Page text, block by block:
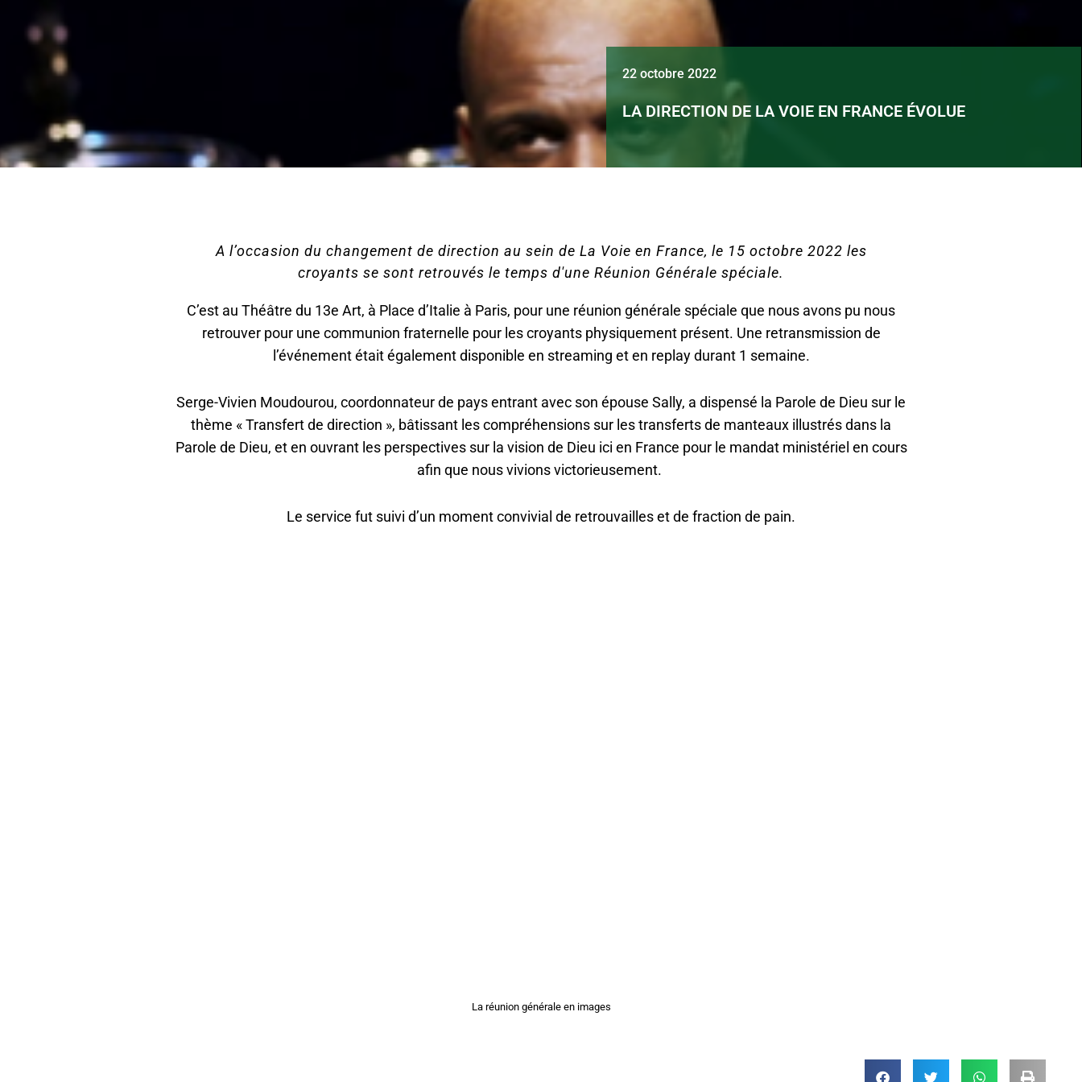
22 octobre 2022
LA DIRECTION DE LA VOIE EN FRANCE ÉVOLUE
A l’occasion du changement de direction au sein de La Voie en France, le 15 octobre 2022 les
croyants se sont retrouvés le temps d'une Réunion Générale spéciale.
C’est au Théâtre du 13e Art, à Place d’Italie à Paris, pour une réunion générale spéciale que nous avons pu nous
retrouver pour une communion fraternelle pour les croyants physiquement présent. Une retransmission de
l’événement était également disponible en streaming et en replay durant 1 semaine.
Serge-Vivien Moudourou, coordonnateur de pays entrant avec son épouse Sally, a dispensé la Parole de Dieu sur le
thème « Transfert de direction », bâtissant les compréhensions sur les transferts de manteaux illustrés dans la
Parole de Dieu, et en ouvrant les perspectives sur la vision de Dieu ici en France pour le mandat ministériel en cours
afin que nous vivions victorieusement.
Le service fut suivi d’un moment convivial de retrouvailles et de fraction de pain.
La réunion générale en images